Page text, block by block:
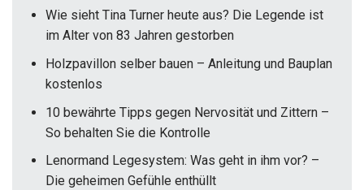
Wie sieht Tina Turner heute aus? Die Legende ist
im Alter von 83 Jahren gestorben
Holzpavillon selber bauen – Anleitung und Bauplan
kostenlos
10 bewährte Tipps gegen Nervosität und Zittern –
So behalten Sie die Kontrolle
Lenormand Legesystem: Was geht in ihm vor? –
Die geheimen Gefühle enthüllt